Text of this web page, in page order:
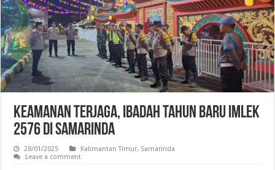
Keamanan Terjaga, Ibadah Tahun Baru Imlek
2576 di Samarinda
28/01/2025 Kalimantan Timur, Samarinda
Leave a comment